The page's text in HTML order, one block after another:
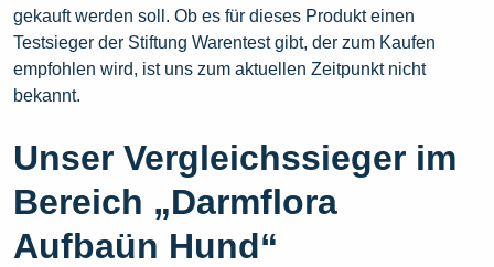
gekauft werden soll. Ob es für dieses Produkt einen
Testsieger der Stiftung Warentest gibt, der zum Kaufen
empfohlen wird, ist uns zum aktuellen Zeitpunkt nicht
bekannt.
Unser Vergleichssieger im
Bereich „Darmflora
Aufbaün Hund“